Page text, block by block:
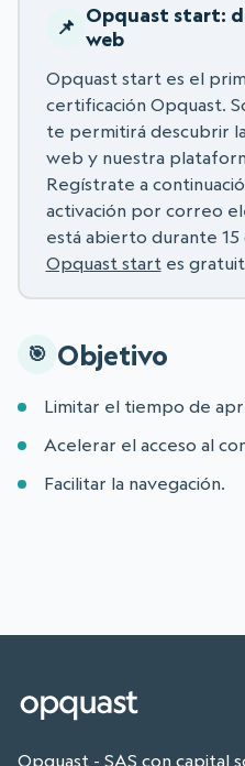
Opquast start:
web
Opquast start es el
certificación Opquast.
te permitirá descubrir
web y nuestra
Regístrate a
activación por correo
está abierto durante 15
Opquast startes
Objetivo
Limitar el tiempo de
Acelerar el acceso al
Facilitar la navegación.
Opquast - SAS con capital